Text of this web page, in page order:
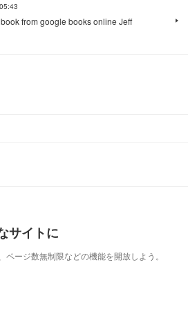
from google books online Jeff
サイトに
ージ数無制限などの機能を開放しよう。